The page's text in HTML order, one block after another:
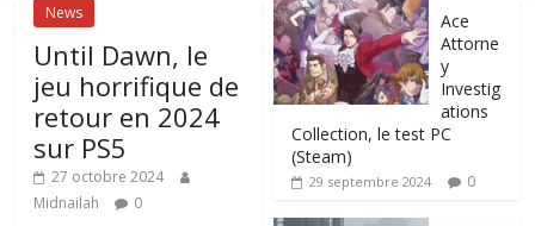
News
Until Dawn, le
jeu horrifique de
retour en 2024
sur PS5
27 octobre 2024
Midnailah
0
Ace
Attorne
y
Investig
ations
Collection, le test PC
(Steam)
29 septembre 2024 0